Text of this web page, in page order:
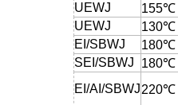
UEWJ
155℃
UEWJ
130℃
EI/SBWJ
180℃
SEI/SBWJ
180℃
EI/AI/SBWJ220℃